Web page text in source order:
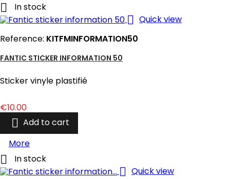
 In stock
 Quick view
Reference: KITFMINFORMATION50
FANTIC STICKER INFORMATION 50
Sticker vinyle plastifié
Price
€10.00
 Add to cart
More
 In stock
 Quick view